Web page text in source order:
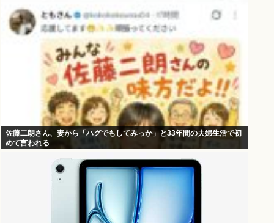
佐藤二朗さん、妻から「ハグでもしてみっか」と33年間の夫婦生活で初
めて言われる